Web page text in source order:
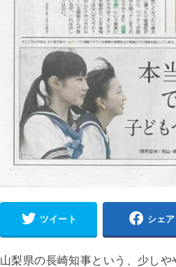
ツイート シェア
山梨県の長崎知事という、少しや